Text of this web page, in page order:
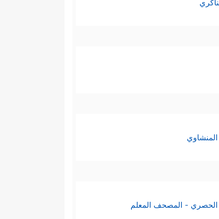
الحصري - المصحف المعلم